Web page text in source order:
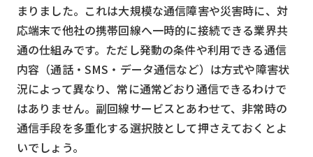
まりました。これは大規模な通信障害や災害時に、対
応端末で他社の携帯回線へ一時的に接続できる業界共
通の仕組みです。ただし発動の条件や利用できる通信
内容（通話・SMS・データ通信など）は方式や障害状
況によって異なり、常に通常どおり通信できるわけで
はありません。副回線サービスとあわせて、非常時の
通信手段を多重化する選択肢として押さえておくとよ
いでしょう。